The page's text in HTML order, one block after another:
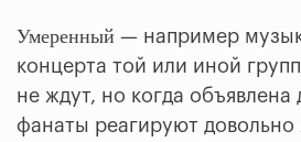
Умеренный — например
концерта той или иной
не ждут, но когда объявлена
фанаты реагируют